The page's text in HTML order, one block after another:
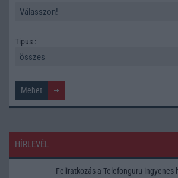
Tipus :
HÍRLEVÉL
Feliratkozás a Telefonguru ingyenes